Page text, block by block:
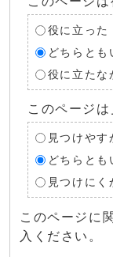
役に立った
どちらとも
役に立たな
このページ
見つけやす
どちらとも
見つけにく
このページに
入ください。